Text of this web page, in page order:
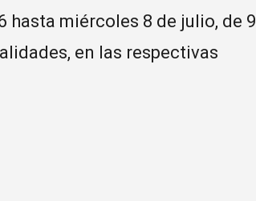
hasta miércoles 8 de julio, de 9
en las respectivas